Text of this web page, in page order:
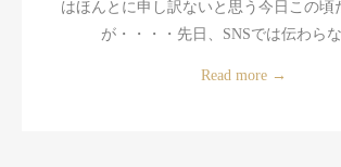
はほんとに申し訳ないと思う今日この頃
が・・・・先日、SNSでは伝わらな
Read more →